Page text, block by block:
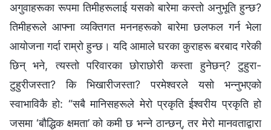
अगुवाहरूका रूपमा तिमीहरूलाई यसको बारेमा कस्तो अनुभूति हुन्छ?
तिमीहरूले आफ्‍ना व्यक्तिगत मननहरूको बारेमा छलफल गर्न भेला
आयोजना गर्दा राम्रो हुन्छ। यदि आमाले घरका कुराहरू बरबाद गरेकी
छिन् भने, त्यस्तो परिवारका छोराछोरी कस्ता हुनेछन्? टुहुरा-
टुहुरीजस्ता? कि भिखारीजस्ता? परमेश्‍वरले यसो भन्‍नुभएको
स्वाभाविकै हो: “सबै मानिसहरूले मेरो प्रकृति ईश्‍वरीय प्रकृति हो
जसमा ‘बौद्धिक क्षमता’ को कमी छ भन्‍ने ठान्छन्, तर मेरो मानवताद्वारा